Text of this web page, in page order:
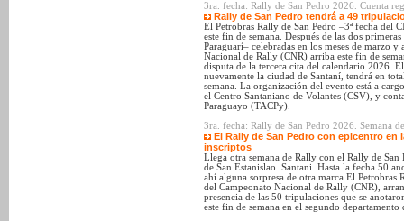
3ra. fecha: Rally de San Pedro 2026. Cuenta
Rally de San Pedro tendrá a 49
El Petrobras Rally de San Pedro –3ª fecha del
este fin de semana. Después de las dos
Paraguarí– celebradas en los meses de marzo
Nacional de Rally (CNR) arriba este fin de
disputa de la tercera cita del calendario 2026.
nuevamente la ciudad de Santaní, tendrá en
semana. La organización del evento está a
el Centro Santaniano de Volantes (CSV), y
Paraguayo (TACPy).
3ra. fecha: Rally de San Pedro 2026. Semana
El Rally de San Pedro con epicentro en
inscriptos
Llega otra semana de Rally con el Rally de
de San Estanislao. Santani. Hasta la fecha 50
ahí alguna sorpresa de otra marca El Petrobras
del Campeonato Nacional de Rally (CNR),
presencia de las 50 tripulaciones que se
este fin de semana en el segundo departamento